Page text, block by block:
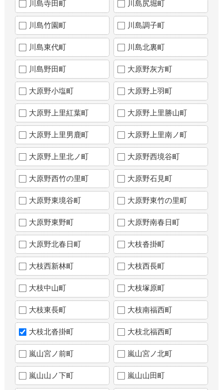
川島寺田町 川島尻堀町
川島竹園町 川島調子町
川島東代町 川島北裏町
川島野田町 大原野灰方町
大原野小塩町 大原野上羽町
大原野上里紅葉町 大原野上里勝山町
大原野上里男鹿町 大原野上里南ノ町
大原野上里北ノ町 大原野西境谷町
大原野西竹の里町 大原野石見町
大原野東境谷町 大原野東竹の里町
大原野東野町 大原野南春日町
大原野北春日町 大枝沓掛町
大枝西新林町 大枝西長町
大枝中山町 大枝塚原町
大枝東長町 大枝南福西町
大枝北沓掛町 大枝北福西町
嵐山宮ノ前町 嵐山宮ノ北町
嵐山山ノ下町 嵐山山田町